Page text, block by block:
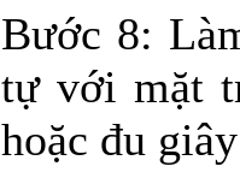
Bước 8:
tự với mặt
hoặc đu